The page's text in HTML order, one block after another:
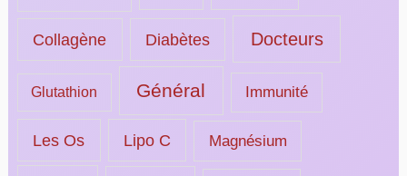
Collagène Diabètes Docteurs
Glutathion Général Immunité
Les Os Lipo C Magnésium